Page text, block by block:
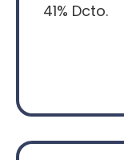
41% Dcto.